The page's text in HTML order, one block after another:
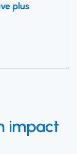
plus
impact